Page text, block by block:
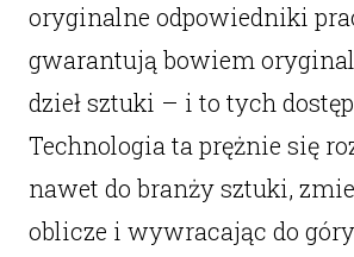
oryginalne odpowiedniki
gwarantują bowiem
dzieł sztuki – i to tych
Technologia ta prężnie się
nawet do branży sztuki,
oblicze i wywracając do